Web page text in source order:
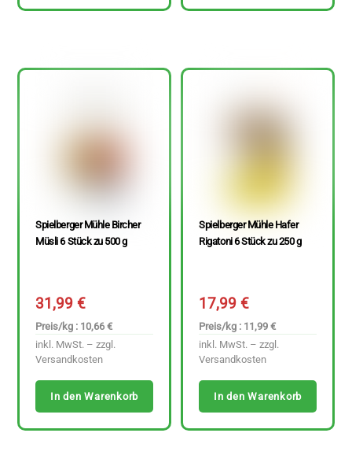
Spielberger Mühle Bircher
Müsli 6 Stück zu 500 g
31,99€
Preis/kg : 10,66 €
inkl. MwSt. – zzgl.
Versandkosten
In den Warenkorb
Spielberger Mühle Hafer
Rigatoni 6 Stück zu 250 g
17,99€
Preis/kg : 11,99 €
inkl. MwSt. – zzgl.
Versandkosten
In den Warenkorb